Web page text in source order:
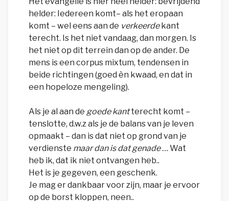
helder: Iedereen komt– als het eropaan
komt – wel eens aan de verkeerdekant
terecht. Is het niet vandaag, dan morgen. Is
het niet op dit terrein dan op de ander. De
mens is een corpus mixtum, tendensen in
beide richtingen (goed èn kwaad, en dat in
een hopeloze mengeling).
Als je al aan de goede kantterecht komt –
tenslotte, d.w.z als je de balans van je leven
opmaakt – dan is dat niet op grond van je
verdienste maar dan is dat genade …Wat
heb ik, dat ik niet ontvangen heb..
Het is je gegeven, een geschenk.
Je mag er dankbaar voor zijn, maar je ervoor
op de borst kloppen, neen..